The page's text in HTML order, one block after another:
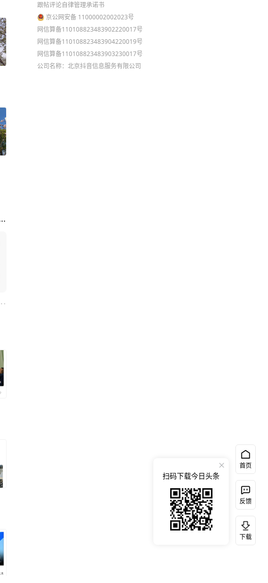
跟帖评论自律管理承诺书
京公网安备 11000002002023号
网信算备110108823483902220017号
网信算备110108823483904220019号
网信算备110108823483903230017号
公司名称：北京抖音信息服务有限公司
首页
反馈
下载
扫码下载今日头条